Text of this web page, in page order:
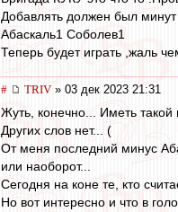
Добавлять должен был
Абаскаль1 Соболев1
Теперь будет играть ,жаль
# TRIV » 03 дек 2023 21:31
Жуть, конечно... Иметь
Других слов нет... (
От меня последний минус
или наоборот...
Сегодня на коне те, кто
Но вот интересно и что в